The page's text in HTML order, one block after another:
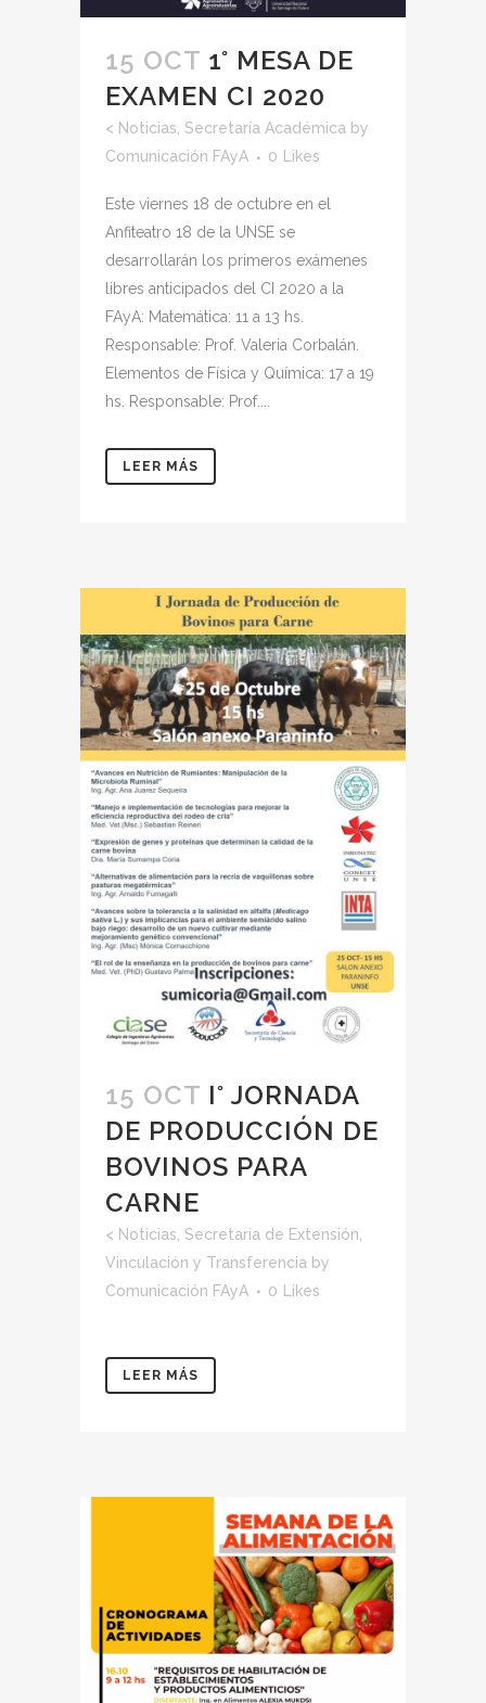
15 OCT 1° MESA DE
EXAMEN CI 2020
< Noticias Secretaría Académica by
Comunicación FAyA
0 Likes
Este viernes 18 de octubre en el
Anfiteatro 18 de la UNSE se
desarrollarán los primeros exámenes
libres anticipados del CI 2020 a la
FAyA: Matemática: 11 a 13 hs.
Responsable: Prof. Valeria Corbalán.
Elementos de Física y Química: 17 a 19
hs. Responsable: Prof....
LEER MÁS
15 OCT I° JORNADA
DE PRODUCCIÓN DE
BOVINOS PARA
CARNE
< Noticias Secretaria de Extensión,
Vinculación y Transferencia by
Comunicación FAyA
0 Likes
LEER MÁS